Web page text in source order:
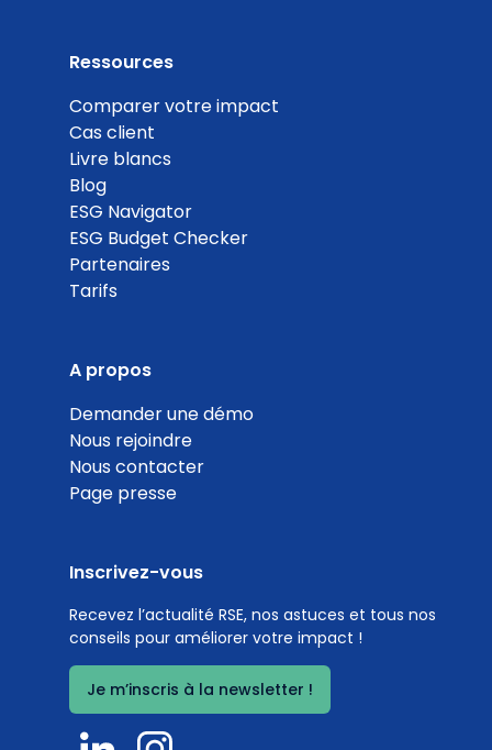
Ressources
Comparer votre impact
Cas client
Livre blancs
Blog
ESG Navigator
ESG Budget Checker
Partenaires
Tarifs
A propos
Demander une démo
Nous rejoindre
Nous contacter
Page presse
Inscrivez-vous
Recevez l’actualité RSE, nos astuces et tous nos
conseils pour améliorer votre impact !
Je m’inscris à la newsletter !